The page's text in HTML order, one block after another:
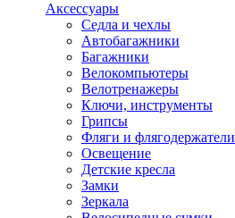
Аксессуары
Седла и чехлы
Автобагажники
Багажники
Велокомпьютеры
Велотренажеры
Ключи, инструменты
Грипсы
Фляги и флягодержатели
Освещение
Детские кресла
Замки
Зеркала